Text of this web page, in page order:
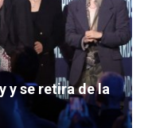
y se retira de la